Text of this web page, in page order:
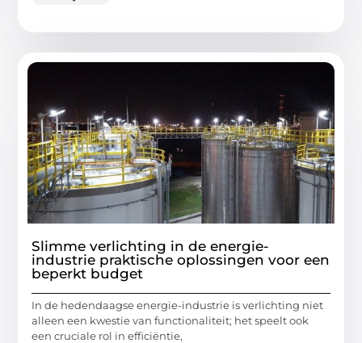
Slimme verlichting in de energie-
industrie praktische oplossingen voor een
beperkt budget
In de hedendaagse energie-industrie is verlichting niet
alleen een kwestie van functionaliteit; het speelt ook
een cruciale rol in efficiëntie,